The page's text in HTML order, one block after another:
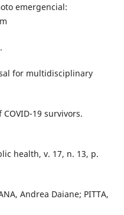
emergencial:
for multidisciplinary
19 survivors.
health, v. 17, n. 13, p.
Andrea Daiane; PITTA,